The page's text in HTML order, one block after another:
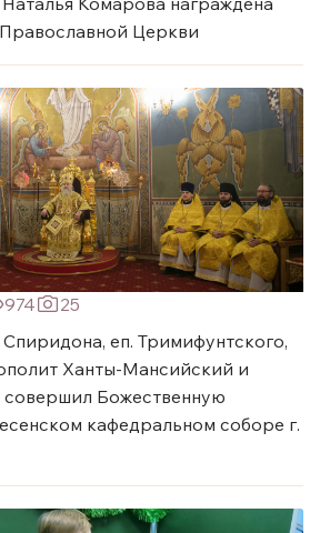
Церкви
974
25
еп. Тримифунтского,
Ханты-Мансийский и
совершил Божественную
кафедральном соборе г.